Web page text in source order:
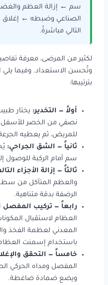
سم ← إزالة العظم
الصناعي وضبطه ← إغلاق
التالي مباشرةً.
لكثير من المرضى، معرفة
وتُحسن الاستعداد. وفيما يلي
بترتيبها:
أولاً — التخدير: يختار
نصفي من الخصر للأسفل)
للمريض، ثم يعطيه
ثانياً — الشق الجراحي:
سم أمام الركبة للوصول
ثالثاً — إزالة الأجزاء
والعظم المتآكل من
الرضفة بدقة متناهية.
رابعاً — تركيب المفصل
العظام لاستقبال
المعدني لعظمة الفخذ
باستخدام إسمنت العظام
خامساً — التحقق
المفصل ومداه الحركي
ويضع ضمادة ضاغطة.